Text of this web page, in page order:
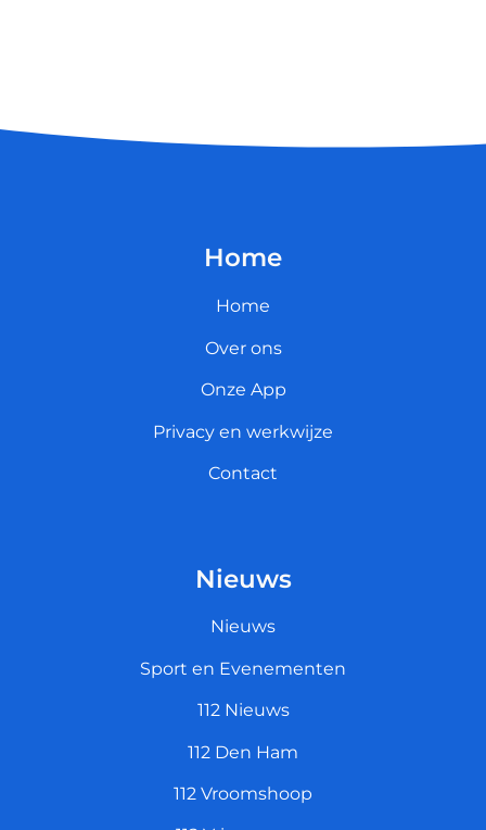
Home
Home
Over ons
Onze App
Privacy en werkwijze
Contact
Nieuws
Nieuws
Sport en Evenementen
112 Nieuws
112 Den Ham
112 Vroomshoop